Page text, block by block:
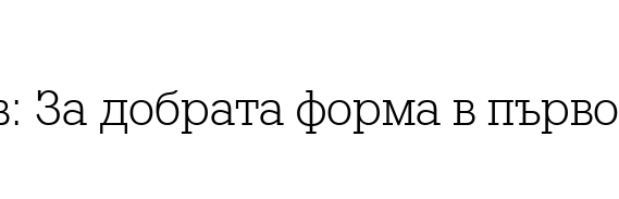
За добрата форма в първо